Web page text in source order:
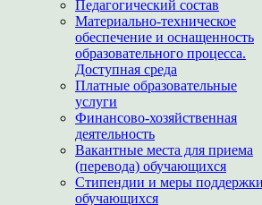
Педагогический состав
Материально-техническое
обеспечение и оснащенность
образовательного процесса.
Доступная среда
Платные образовательные
услуги
Финансово-хозяйственная
деятельность
Вакантные места для приема
(перевода) обучающихся
Стипендии и меры поддержки
обучающихся